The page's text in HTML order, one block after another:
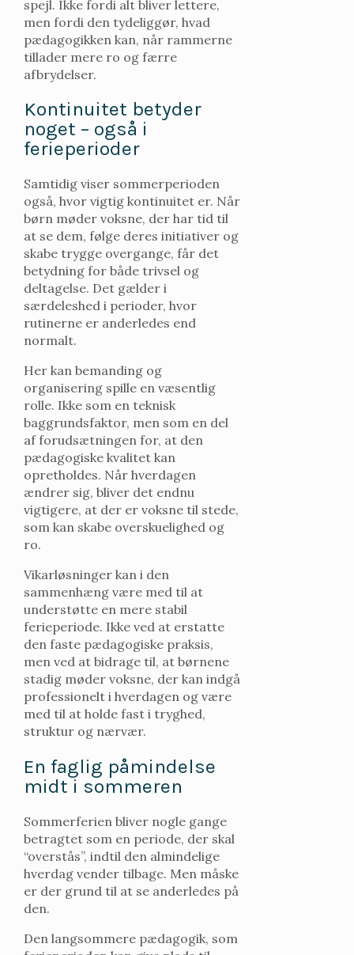
spejl. Ikke fordi alt bliver lettere,
men fordi den tydeliggør, hvad
pædagogikken kan, når rammerne
tillader mere ro og færre
afbrydelser.
Kontinuitet betyder
noget – også i
ferieperioder
Samtidig viser sommerperioden
også, hvor vigtig kontinuitet er. Når
børn møder voksne, der har tid til
at se dem, følge deres initiativer og
skabe trygge overgange, får det
betydning for både trivsel og
deltagelse. Det gælder i
særdeleshed i perioder, hvor
rutinerne er anderledes end
normalt.
Her kan bemanding og
organisering spille en væsentlig
rolle. Ikke som en teknisk
baggrundsfaktor, men som en del
af forudsætningen for, at den
pædagogiske kvalitet kan
opretholdes. Når hverdagen
ændrer sig, bliver det endnu
vigtigere, at der er voksne til stede,
som kan skabe overskuelighed og
ro.
Vikarløsninger kan i den
sammenhæng være med til at
understøtte en mere stabil
ferieperiode. Ikke ved at erstatte
den faste pædagogiske praksis,
men ved at bidrage til, at børnene
stadig møder voksne, der kan indgå
professionelt i hverdagen og være
med til at holde fast i tryghed,
struktur og nærvær.
En faglig påmindelse
midt i sommeren
Sommerferien bliver nogle gange
betragtet som en periode, der skal
“overstås”, indtil den almindelige
hverdag vender tilbage. Men måske
er der grund til at se anderledes på
den.
Den langsommere pædagogik, som